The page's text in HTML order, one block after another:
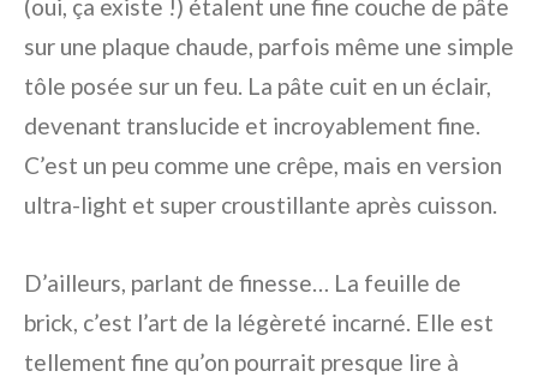
(oui, ça existe !) étalent une fine couche de pâte
sur une plaque chaude, parfois même une simple
tôle posée sur un feu. La pâte cuit en un éclair,
devenant translucide et incroyablement fine.
C’est un peu comme une crêpe, mais en version
ultra-light et super croustillante après cuisson.
D’ailleurs, parlant de finesse… La feuille de
brick, c’est l’art de la légèreté incarné. Elle est
tellement fine qu’on pourrait presque lire à